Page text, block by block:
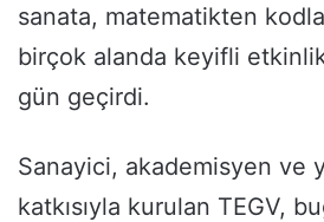
sanata, matematikten
birçok alanda keyifli
gün geçirdi.
Sanayici, akademisyen ve
katkısıyla kurulan TEGV,